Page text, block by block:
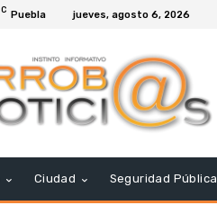
C Puebla jueves, agosto 6, 2026
Ciudad Seguridad Pública